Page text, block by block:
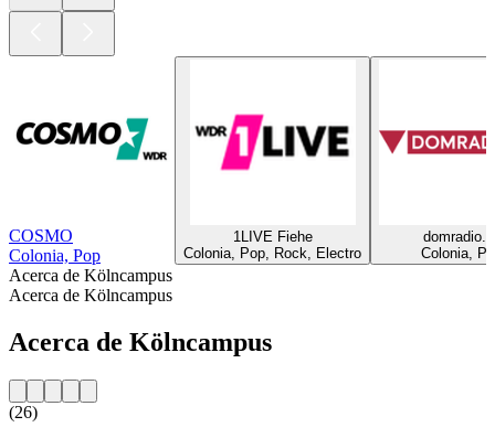
COSMO
Colonia, Pop
1LIVE Fiehe
Colonia, Pop, Rock, Electro
Colonia,
Acerca de Kölncampus
Acerca de Kölncampus
Acerca de Kölncampus
(26)